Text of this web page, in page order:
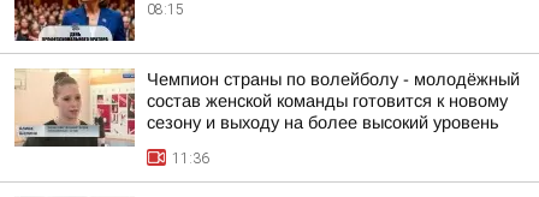
08:15
Чемпион страны по волейболу - молодёжный
состав женской команды готовится к новому
сезону и выходу на более высокий уровень
11:36